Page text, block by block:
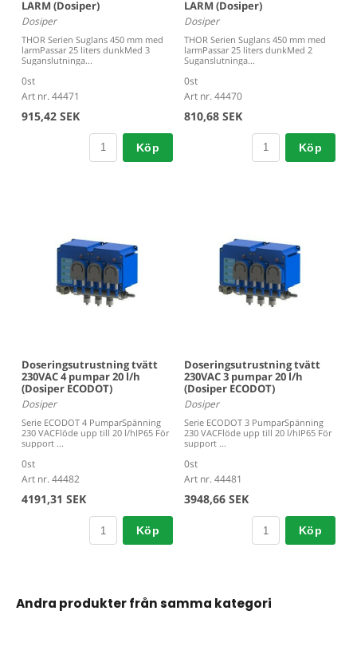
LARM (Dosiper)
Dosiper
THOR Serien Suglans 450 mm med
larmPassar 25 liters dunkMed 3
Suganslutninga...
0st
Art nr. 44471
915,42 SEK
Köp
LARM (Dosiper)
Dosiper
THOR Serien Suglans 450 mm med
larmPassar 25 liters dunkMed 2
Suganslutninga...
0st
Art nr. 44470
810,68 SEK
Köp
Doseringsutrustning tvätt
230VAC 4 pumpar 20 l/h
(Dosiper ECODOT)
Dosiper
Serie ECODOT 4 PumparSpänning
230 VACFlöde upp till 20 l/hIP65 För
support ...
0st
Art nr. 44482
4191,31 SEK
Köp
Doseringsutrustning tvätt
230VAC 3 pumpar 20 l/h
(Dosiper ECODOT)
Dosiper
Serie ECODOT 3 PumparSpänning
230 VACFlöde upp till 20 l/hIP65 För
support ...
0st
Art nr. 44481
3948,66 SEK
Köp
Andra produkter från samma kategori